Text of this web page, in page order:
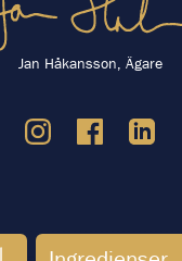
Jan Håkansson, Ägare